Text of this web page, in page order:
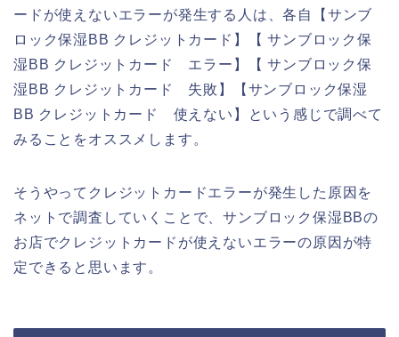
ードが使えないエラーが発生する人は、各自【サンブ
ロック保湿BB クレジットカード】【 サンブロック保
湿BB クレジットカード エラー】【 サンブロック保
湿BB クレジットカード 失敗】【サンブロック保湿
BB クレジットカード 使えない】という感じで調べて
みることをオススメします。
そうやってクレジットカードエラーが発生した原因を
ネットで調査していくことで、サンブロック保湿BBの
お店でクレジットカードが使えないエラーの原因が特
定できると思います。